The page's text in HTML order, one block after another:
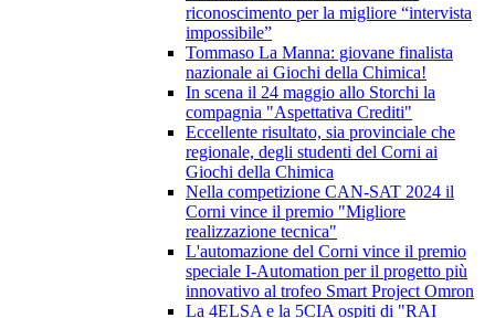
riconoscimento per la migliore “intervista
impossibile”
Tommaso La Manna: giovane finalista
nazionale ai Giochi della Chimica!
In scena il 24 maggio allo Storchi la
compagnia "Aspettativa Crediti"
Eccellente risultato, sia provinciale che
regionale, degli studenti del Corni ai
Giochi della Chimica
Nella competizione CAN-SAT 2024 il
Corni vince il premio "Migliore
realizzazione tecnica"
L'automazione del Corni vince il premio
speciale I-Automation per il progetto più
innovativo al trofeo Smart Project Omron
La 4ELSA e la 5CIA ospiti di "RAI